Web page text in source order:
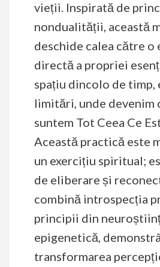
vieții. Inspirată de
nondualității, această
deschide calea către o
directă a propriei
spațiu dincolo de timp,
limitări, unde devenim
suntem Tot Ceea Ce
Această practică este
un exercițiu spiritual;
de eliberare și
combină introspecția
principii din
epigenetică,
transformarea